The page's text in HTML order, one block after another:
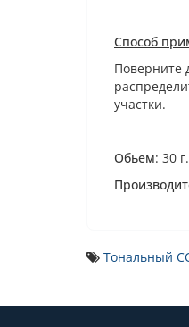
Способ
Поверните
участки.
Обьем: 30 г.
Тональный